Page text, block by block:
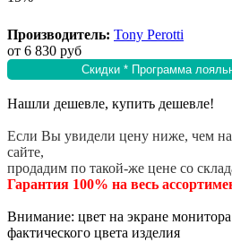
Производитель: Tony Perotti
от 6 830 руб
Нашли дешевле, купить дешевле!
Если Вы увидели цену ниже, чем
сайте,
продадим по такой-же цене со
Гарантия 100% на весь
Внимание: цвет на экране
фактического цвета изделия